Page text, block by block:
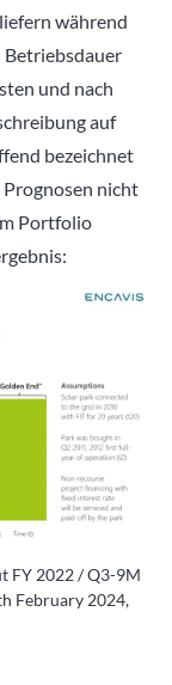
während
Betriebsdauer
und nach
auf
bezeichnet
Prognosen nicht
Portfolio
FY 2022 / Q3-9M
February 2024,